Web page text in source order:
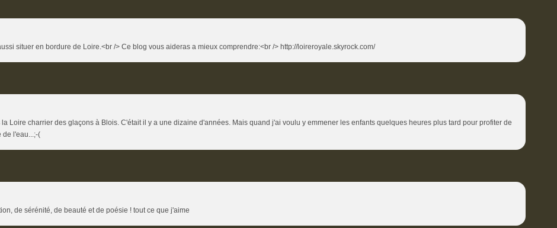
situer en bordure de Loire.<br /> Ce blog vous aideras a mieux comprendre:<br /> http://loireroyale.skyrock.com/
Loire charrier des glaçons à Blois. C'était il y a une dizaine d'années. Mais quand j'ai voulu y emmener les enfants quelques heures plus tard pour profiter de
de l'eau...;-(
de sérénité, de beauté et de poésie ! tout ce que j'aime